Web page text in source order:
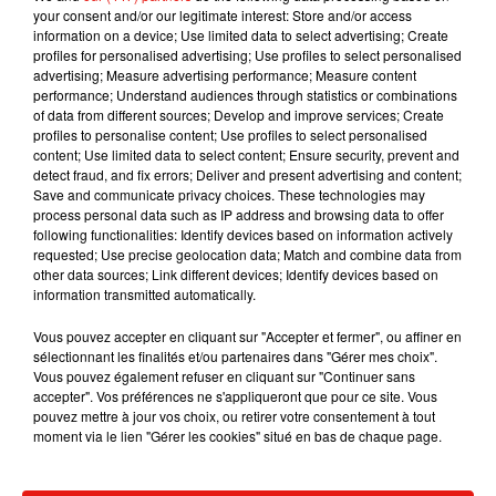
son portefeuille.
Musique
6 août 2026
Il y a 10 ans, DJ Snake changeait de
dimension avec son premier...
Fred again.. et Latin Mafia dévoilent enfin
leur mixtape créée en...
your consent and/or our legitimate interest: Store and/or access
information on a device; Use limited data to select advertising; Create
profiles for personalised advertising; Use profiles to select personalised
advertising; Measure advertising performance; Measure content
performance; Understand audiences through statistics or combinations
of data from different sources; Develop and improve services; Create
profiles to personalise content; Use profiles to select personalised
content; Use limited data to select content; Ensure security, prevent and
detect fraud, and fix errors; Deliver and present advertising and content;
Save and communicate privacy choices. These technologies may
process personal data such as IP address and browsing data to offer
following functionalities: Identify devices based on information actively
requested; Use precise geolocation data; Match and combine data from
other data sources; Link different devices; Identify devices based on
information transmitted automatically.
Vous pouvez accepter en cliquant sur "Accepter et fermer", ou affiner en
sélectionnant les finalités et/ou partenaires dans "Gérer mes choix".
Vous pouvez également refuser en cliquant sur "Continuer sans
accepter". Vos préférences ne s'appliqueront que pour ce site. Vous
pouvez mettre à jour vos choix, ou retirer votre consentement à tout
moment via le lien "Gérer les cookies" situé en bas de chaque page.